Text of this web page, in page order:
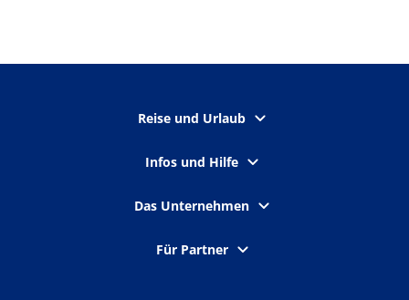
Reise und Urlaub
Infos und Hilfe
Das Unternehmen
Für Partner